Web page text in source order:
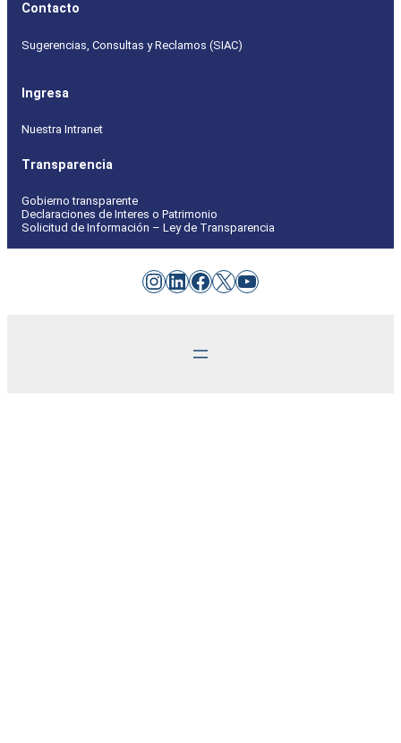
Contacto
Sugerencias, Consultas y Reclamos (SIAC)
Ingresa
Nuestra Intranet
Transparencia
Gobierno transparente
Declaraciones de Interes o Patrimonio
Solicitud de Información – Ley de Transparencia
Instagram
LinkedIn
Facebook
X YouTube